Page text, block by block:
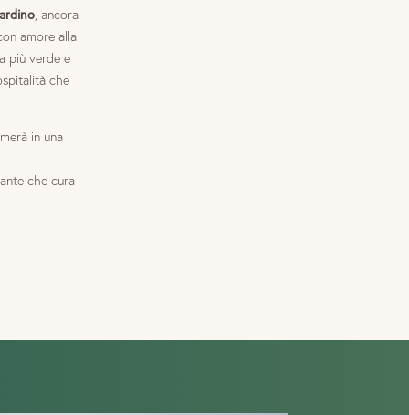
, ancora
amore alla
più verde e
che
in una
che cura